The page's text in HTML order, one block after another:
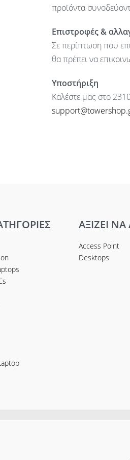
προϊόντα
Επιστροφές &
Σε περίπτωση που
θα πρέπει να
Υποστήριξη
Καλέστε μας στο
ΑΞΙΖΕΙ ΝΑ
Access Point
Desktops